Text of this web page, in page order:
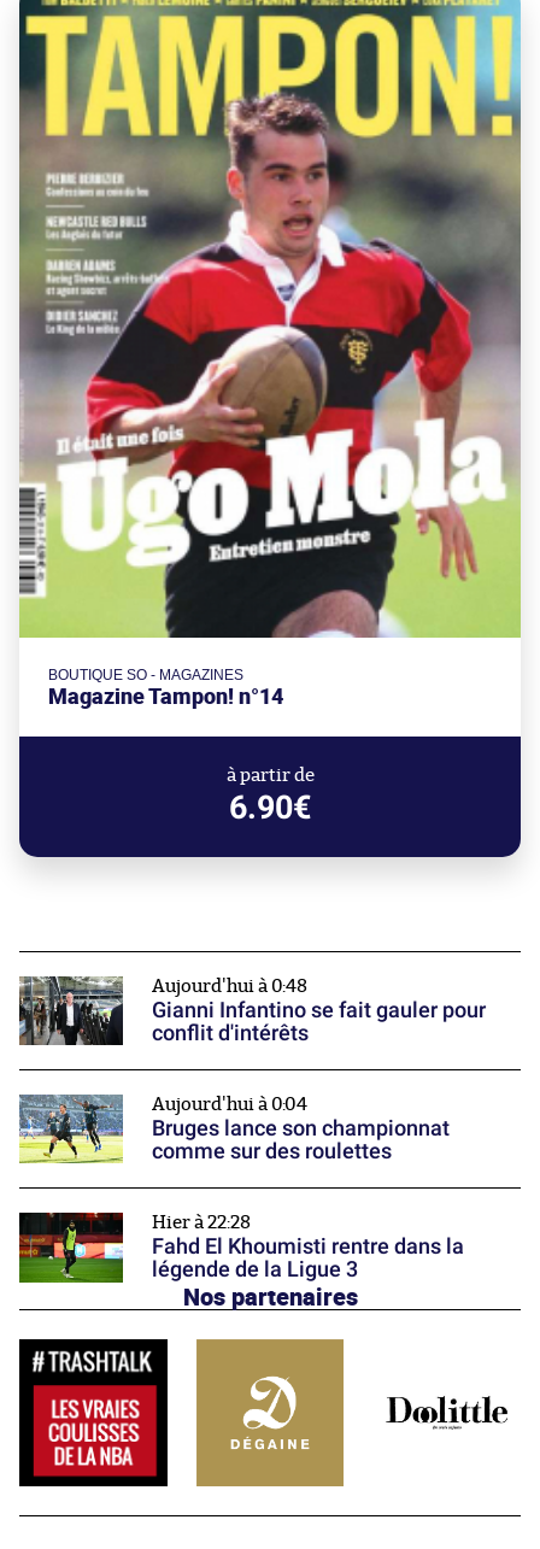
BOUTIQUE SO - MAGAZINES
Magazine Tampon! n°14
à partir de
6.90€
Aujourd'hui à 0:48
Gianni Infantino se fait gauler pour
conflit d'intérêts
Aujourd'hui à 0:04
Bruges lance son championnat
comme sur des roulettes
Hier à 22:28
Fahd El Khoumisti rentre dans la
légende de la Ligue 3
Nos partenaires